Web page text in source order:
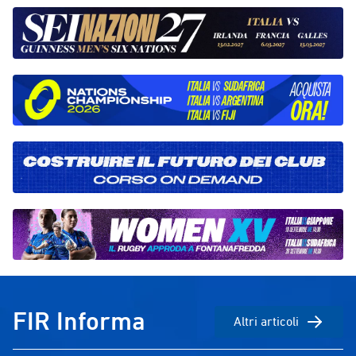
degli ultimi giorni in vista della nuova
stagione internazionale.Queste le
formazioni schierate da Lodi nei due
Italiana U18 v Galles: Mesaglio;
Antonelli, Pornaro, Menozzi, Amurri;
Parodi, Carraro; Nikitakos,
Sporchiamo, Rampazzo; Berchiolli,
Simonaggio; Turatto, Cappiello,
Foschialtri entrati: Lerci, Masini,
Massei, Marinangeli, Andrei, Calvi,
Fanzo, VAccaretti, De Paulis, De
Nicola, Omicciuolo Sel. Italiana U18 v
Scozia: Omicciuolo; Mesaglio, De
Paulis, Di Nicola, Amurri: Vaccaretti,
Massei, Rampazzo; Lerci, Masini,
Foschialtri entrati: Turatto, Cappiello,
Simonaggio, Berchiolli, Nikitakos,
Coimbra per
equilibrata e
per il terzo
Catalogna, che
Parma ai piedi
comunque
completato il
vincendo
Rennes e
europeo
grande valore
L’Università
finale
14, mentre
padrone di
FIR Informa Altri articoli